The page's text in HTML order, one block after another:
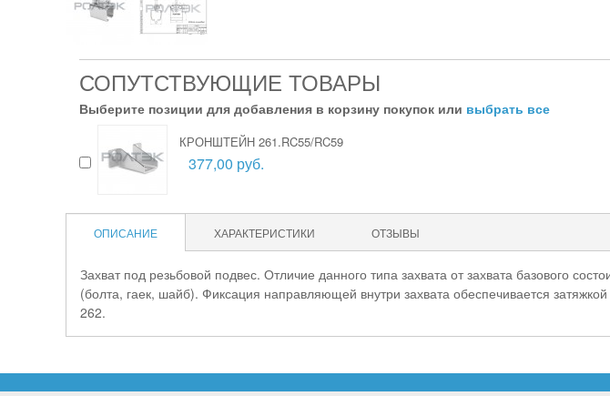
СОПУТСТВУЮЩИЕ ТОВАРЫ
Выберите позиции для добавления в корзину покупок или выбрать все
КРОНШТЕЙН 261.RC55/RC59
377,00 руб.
ОПИСАНИЕ ХАРАКТЕРИСТИКИ ОТЗЫВЫ
Захват под резьбовой подвес. Отличие данного типа захвата от захвата базового
(болта, гаек, шайб). Фиксация направляющей внутри захвата обеспечивается
262.